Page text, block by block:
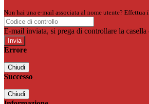
Non hai una e-mail associata al nome utente? Effettua
E-mail inviata, si prega di controllare la casella
Errore
Chiudi
Successo
Chiudi